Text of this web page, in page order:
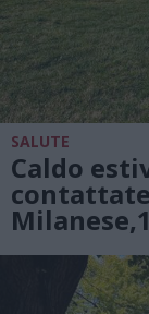
SALUTE
Caldo
contattate